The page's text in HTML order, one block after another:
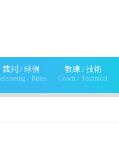
裁判 / 球例
/ Rules
教練 / 技術
Coach / Technical